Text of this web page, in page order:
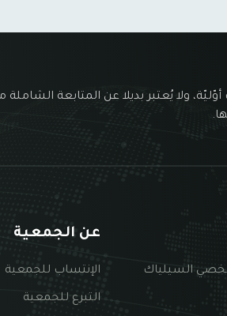
ولا يُعتبر بديلا عن المتابعة
السيلياك
عن الجمعية
الإنتساب للجمعية
التبرع للجمعية